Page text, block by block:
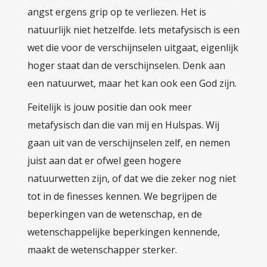
angst ergens grip op te verliezen. Het is
natuurlijk niet hetzelfde. Iets metafysisch is een
wet die voor de verschijnselen uitgaat, eigenlijk
hoger staat dan de verschijnselen. Denk aan
een natuurwet, maar het kan ook een God zijn.
Feitelijk is jouw positie dan ook meer
metafysisch dan die van mij en Hulspas. Wij
gaan uit van de verschijnselen zelf, en nemen
juist aan dat er ofwel geen hogere
natuurwetten zijn, of dat we die zeker nog niet
tot in de finesses kennen. We begrijpen de
beperkingen van de wetenschap, en de
wetenschappelijke beperkingen kennende,
maakt de wetenschapper sterker.